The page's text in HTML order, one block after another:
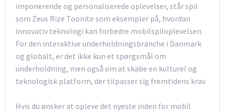
imponerende og personaliserede oplevelser, står spil
som Zeus Rize Toonite som eksempler på, hvordan
innovativ teknologi kan forbedre mobilspiloplevelsen.
For den interaktive underholdningsbranche i Danmark
og globalt, er det ikke kun et spørgsmål om
underholdning, men også om at skabe en kulturel og
teknologisk platform, der tilpasser sig fremtidens krav.
Hvis du ønsker at opleve det nyeste inden for mobil